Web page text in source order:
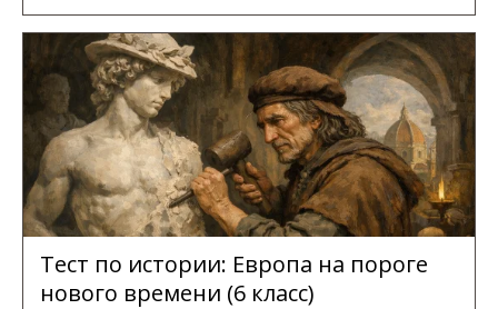
Тест по истории: Европа на пороге
нового времени (6 класс)